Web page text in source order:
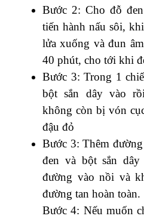
Bước 2: Cho đỗ
tiến hành nấu sôi,
lửa xuống và đun
40 phút, cho tới khi
Bước 3: Trong 1
bột sắn dây vào
không còn bị vón
đậu đỏ
Bước 3: Thêm
đen và bột sắn dây
đường vào nồi và
đường tan hoàn toàn.
Bước 4: Nếu muốn